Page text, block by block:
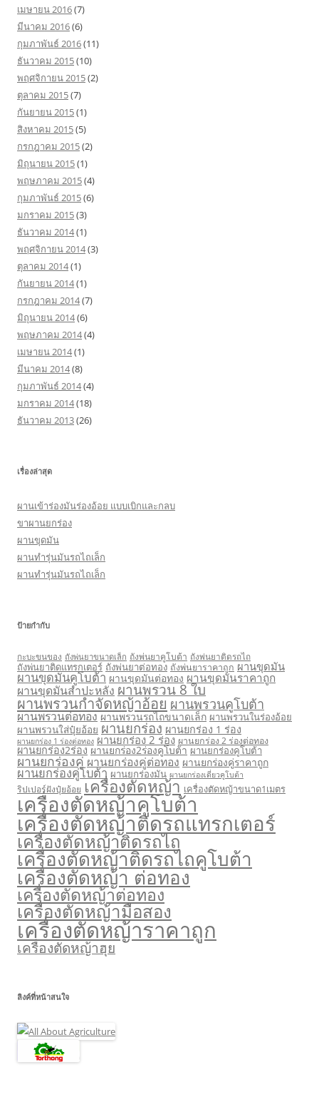
เมษายน 2016(7)
มีนาคม 2016(6)
กุมภาพันธ์ 2016(11)
ธันวาคม 2015(10)
พฤศจิกายน 2015(2)
ตุลาคม 2015(7)
กันยายน 2015(1)
สิงหาคม 2015(5)
กรกฎาคม 2015(2)
มิถุนายน 2015(1)
พฤษภาคม 2015(4)
กุมภาพันธ์ 2015(6)
มกราคม 2015(3)
ธันวาคม 2014(1)
พฤศจิกายน 2014(3)
ตุลาคม 2014(1)
กันยายน 2014(1)
กรกฎาคม 2014(7)
มิถุนายน 2014(6)
พฤษภาคม 2014(4)
เมษายน 2014(1)
มีนาคม 2014(8)
กุมภาพันธ์ 2014(4)
มกราคม 2014(18)
ธันวาคม 2013(26)
เรื่องล่าสุด
ผานเข้าร่องมันร่องอ้อย แบบเบิกและกลบ
ขาผานยกร่อง
ผานขุดมัน
ผานทำรุ่นมันรถไถเล็ก
ผานทำรุ่นมันรถไถเล็ก
ป้ายกำกับ
กะบะขนของ ถังพ่นยาขนาดเล็ก ถังพ่นยาคูโบต้า ถังพ่นยาติดรถไถ
ถังพ่นยาติดแทรกเตอร์ ถังพ่นยาต่อทอง ถังพ่นยาราคาถูก ผานขุดมัน
ผานขุดมันคูโบต้า ผานขุดมันต่อทอง ผานขุดมันราคาถูก
ผานขุดมันสำปะหลัง ผานพรวน 8 ใบ
ผานพรวนกำจัดหญ้าอ้อย ผานพรวนคูโบต้า
ผานพรวนต่อทอง ผานพรวนรถไถขนาดเล็ก ผานพรวนในร่องอ้อย
ผานพรวนใส่ปุ๋ยอ้อย ผานยกร่อง ผานยกร่อง 1 ร่อง
ผานยกร่อง 1 ร่องต่อทอง ผานยกร่อง 2 ร่อง ผานยกร่อง 2 ร่องต่อทอง
ผานยกร่อง2ร่อง ผานยกร่อง2ร่องคูโบต้า ผานยกร่องคูโบต้า
ผานยกร่องคู่ ผานยกร่องคู่ต่อทอง ผานยกร่องคู่ราคาถูก
ผานยกร่องคู่โบต้า ผานยกร่องมัน ผานยกร่องเดี่ยวคูโบต้า
ริปเปอร์ฝังปุ๋ยอ้อย เครื่องตัดหญ้า เครื่องตัดหญ้าขนาด1เมตร
เครื่องตัดหญ้าคูโบต้า
เครื่องตัดหญ้าติดรถแทรกเตอร์
เครื่องตัดหญ้าติดรถไถ
เครื่องตัดหญ้าติดรถไถคูโบต้า
เครื่องตัดหญ้า ต่อทอง
เครื่องตัดหญ้าต่อทอง
เครื่องตัดหญ้ามือสอง
เครื่องตัดหญ้าราคาถูก
เครื่องตัดหญ้าฮุย
ลิงค์ที่หน้าสนใจ